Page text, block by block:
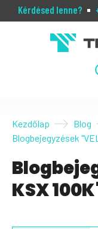
Kérdésed lenne?
Kezdőlap
Blog
Blogbejegyzések
KSX